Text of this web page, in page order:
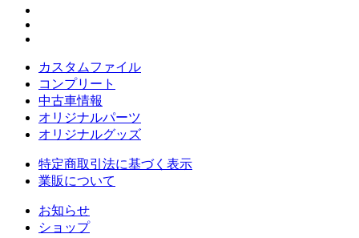
カスタムファイル
コンプリート
中古車情報
オリジナルパーツ
オリジナルグッズ
特定商取引法に基づく表示
業販について
お知らせ
ショップ